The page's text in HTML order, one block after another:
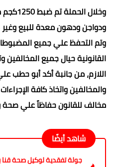
وخلال
ودواجن ودهون معدة للبيع
وتم التحفظ علي جميع
القانونية حيال جميع المخالفين
اللازم، من جانبة أكد أبو حطب
والمخالفين واتخاذ كافة
مخالف للقانون حفاظاً علي صحة
شاهد أيضًا
جولة تفقدية لوكيل صحة